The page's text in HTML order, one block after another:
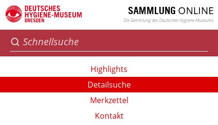
SAMMLUNG ONLINE
Die Sammlung des Deutschen Hygiene-Museums
Highlights
Detailsuche
Merkzettel
Kontakt